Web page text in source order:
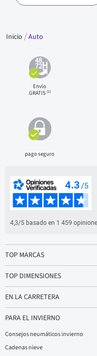
Inicio Auto
Envío
GRATIS(1)
pago seguro
4,3/5 basado en 1 459
TOP MARCAS
TOP DIMENSIONES
EN LA CARRETERA
PARA EL INVIERNO
Consejos neumáticos invierno
Cadenas nieve